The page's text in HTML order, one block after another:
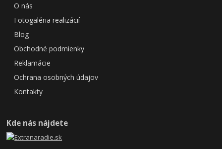
O nás
Fotogaléria realizácií
Blog
Obchodné podmienky
Reklamácie
Ochrana osobných údajov
Kontakty
Kde nás nájdete